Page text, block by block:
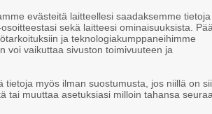
evästeitä laitteellesi saadaksemme tietoja
sekä laitteesi ominaisuuksista.
ja teknologiakumppaneihimme
voi vaikuttaa sivuston toimivuuteen ja
tietoja myös ilman suostumusta, jos niillä on
tai muuttaa asetuksiasi milloin tahansa